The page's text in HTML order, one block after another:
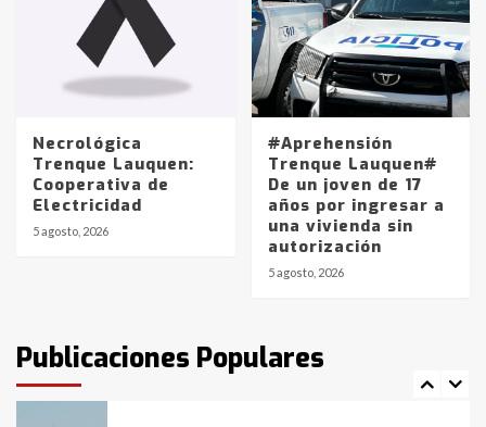
Necrológica
Trenque Lauquen:
Cooperativa de
Electricidad
5 agosto, 2026
#Aprehensión
Trenque Lauquen#
De un joven de 17
años por ingresar a
una vivienda sin
autorización
5 agosto, 2026
Publicaciones Populares
Los precios de los combustibles en
La Pampa, desde YPF hasta Axion
entre 857 a 1338 pesos
La Bolsa de Cereales de Bahía
Blanca anticipa que Agosto vendrá
con lluvias y heladas, en gran parte
fueron detenidos por
comercialización de drogas en la
tarde del sábado